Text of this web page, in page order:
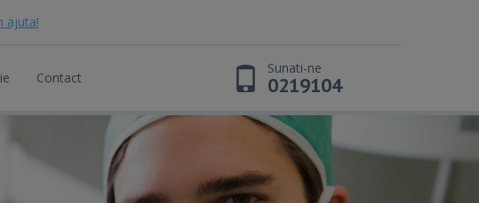
ajuta!
Contact
Sunati-ne
0219104